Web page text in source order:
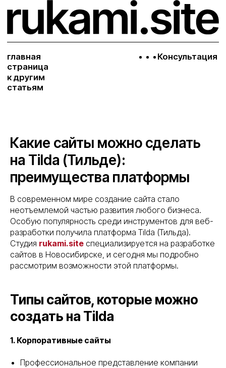
Консультация
главная
к другим
Какие сайты можно сделать
на Tilda (Тильде):
преимущества платформы
В современном мире создание сайта стало
неотъемлемой частью развития любого бизнеса.
Особую популярность среди инструментов для веб-
разработки получила платформа Tilda (Тильда).
Студия rukami.site специализируется на разработке
сайтов в Новосибирске, и сегодня мы подробно
рассмотрим возможности этой платформы.
Типы сайтов, которые можно
создать на Tilda
1. Корпоративные сайты
Профессиональное представление компании